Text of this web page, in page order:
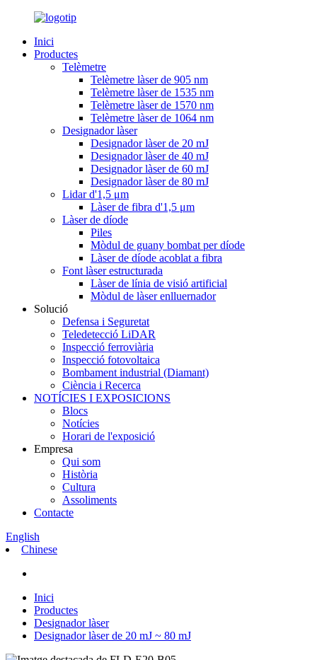
Inici
Productes
Telèmetre
Telèmetre làser de 905 nm
Telèmetre làser de 1535 nm
Telèmetre làser de 1570 nm
Telèmetre làser de 1064 nm
Designador làser
Designador làser de 20 mJ
Designador làser de 40 mJ
Designador làser de 60 mJ
Designador làser de 80 mJ
Lidar d'1,5 μm
Làser de fibra d'1,5 μm
Làser de díode
Piles
Mòdul de guany bombat per díode
Làser de díode acoblat a fibra
Font làser estructurada
Làser de línia de visió artificial
Mòdul de làser enlluernador
Solució
Defensa i Seguretat
Teledetecció LiDAR
Inspecció ferroviària
Inspecció fotovoltaica
Bombament industrial (Diamant)
Ciència i Recerca
NOTÍCIES I EXPOSICIONS
Blocs
Notícies
Horari de l'exposició
Empresa
Qui som
Història
Cultura
Assoliments
Contacte
English
Chinese
Inici
Productes
Designador làser
Designador làser de 20 mJ ~ 80 mJ